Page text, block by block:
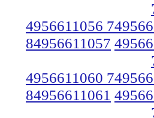
4956611056
84956611057
4956611060
84956611061